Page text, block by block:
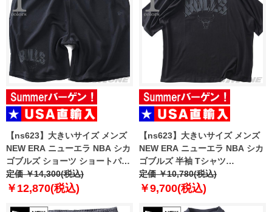
【ns623】大きいサイズ メンズ
NEW ERA ニューエラ NBA シカ
ゴブルズ ショーツ ショートパン
ツ ハーフパンツ NBA CHICAGO
BULLS BLACK SHORTS USA直
定価 ￥14,300(税込)
￥12,870(税込)
【ns623】大きいサイズ メンズ
NEW ERA ニューエラ NBA シカ
ゴブルズ 半袖 Tシャツ
CHICAGO BULLS NBA BLACK
OVERSIZED T-SHIRT USA直輸
定価 ￥10,780(税込)
￥9,700(税込)